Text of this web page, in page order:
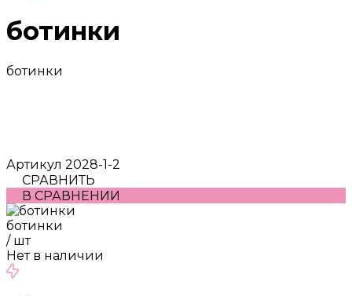
ботинки
ботинки
Артикул 2028-1-2
СРАВНИТЬ
В СРАВНЕНИИ
ботинки
/ шт
Нет в наличии